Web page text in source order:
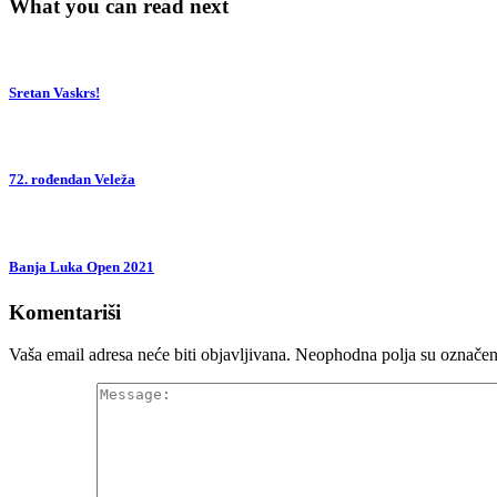
What you can read next
Sretan Vaskrs!
72. rođendan Veleža
Banja Luka Open 2021
Komentariši
Vaša email adresa neće biti objavljivana. Neophodna polja su